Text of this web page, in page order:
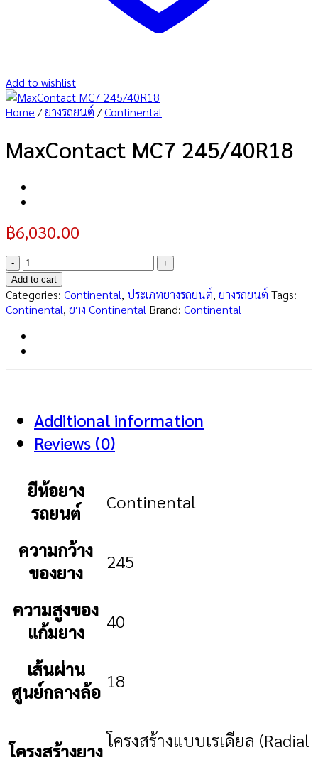
Add to wishlist
Home /ยางรถยนต์ /Continental
MaxContact MC7 245/40R18
฿6,030.00
MaxContact
MC7
245/40R18
quantity
Add to cart
Categories: Continental, ประเภทยางรถยนต์, ยางรถยนต์ Tags:
Continental, ยาง Continental Brand: Continental
Additional information
Reviews (0)
ยีห้อยาง
รถยนต์
Continental
ความกว้าง
ของยาง
245
ความสูงของ
แก้มยาง
40
เส้นผ่าน
ศูนย์กลางล้อ 18
โครงสร้างยางโครงสร้างแบบเรเดียล (Radial